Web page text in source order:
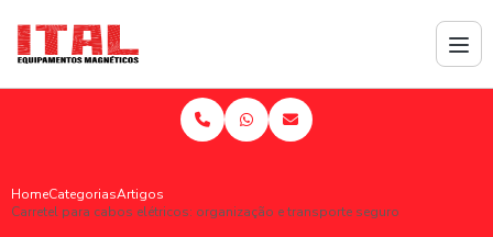
HomeCategoriasArtigos
Carretel para cabos elétricos: organização e transporte seguro